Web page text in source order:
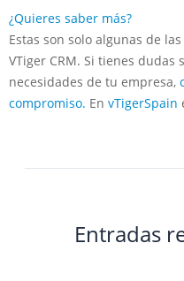
¿Quieres saber más?
Estas son solo algunas de
VTiger CRM. Si tienes
necesidades de tu empresa,
compromiso. En vTigerSpain
Entradas